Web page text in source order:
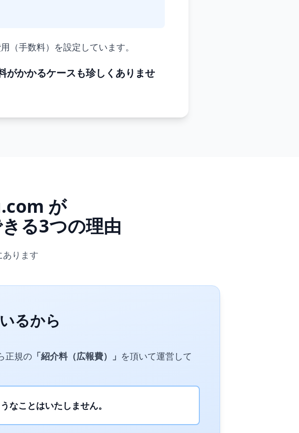
（手数料）を設定しています。
がかかるケースも珍しくありませ
が
る3つの理由
ります
るから
正規の 「紹介料（広報費）」 を頂いて運営して
なことはいたしません。